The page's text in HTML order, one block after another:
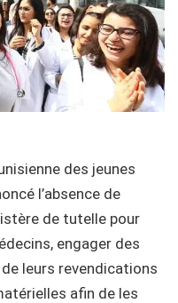
des jeunes
l’absence de
de tutelle pour
engager des
leurs revendications
afin de les